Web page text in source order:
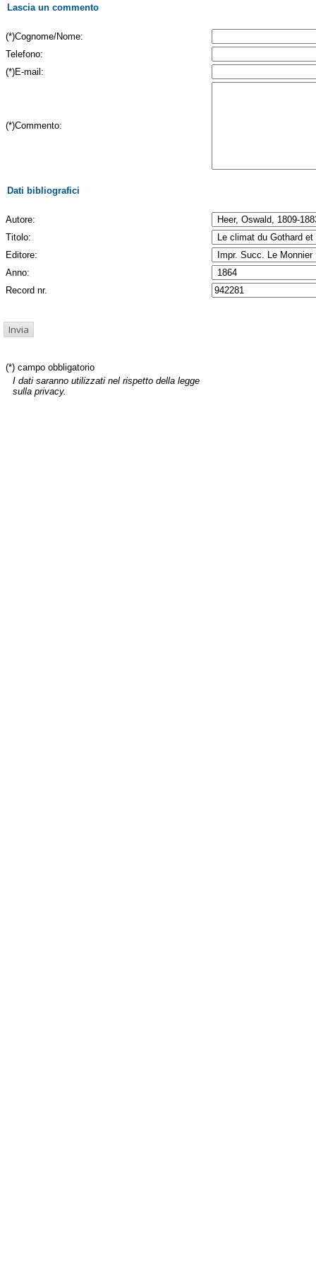
Lascia un commento
(*)Cognome/Nome:
Telefono:
(*)E-mail:
(*)Commento:
Dati bibliografici
Autore:
Titolo:
Editore:
Anno:
Record nr.
(*) campo obbligatorio
I dati saranno utilizzati nel rispetto della legge
sulla privacy.